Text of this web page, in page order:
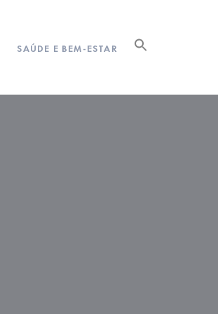
SAÚDE E BEM-ESTAR